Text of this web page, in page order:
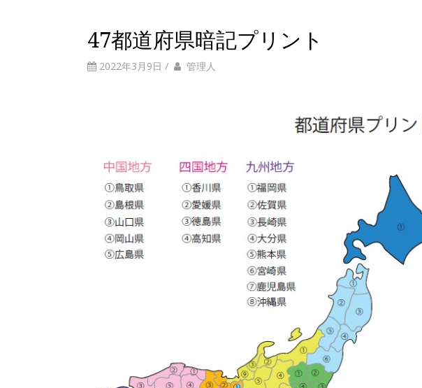
47都道府県暗記プリント
2022年3月9日 / 管理人